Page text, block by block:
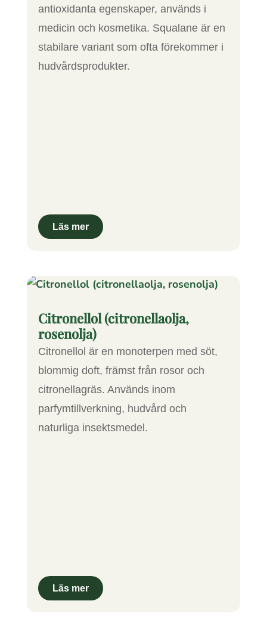
antioxidanta egenskaper, används i
medicin och kosmetika. Squalane är en
stabilare variant som ofta förekommer i
hudvårdsprodukter.
Citronellol (citronellaolja,
rosenolja)
Citronellol är en monoterpen med söt,
blommig doft, främst från rosor och
citronellagräs. Används inom
parfymtillverkning, hudvård och
naturliga insektsmedel.